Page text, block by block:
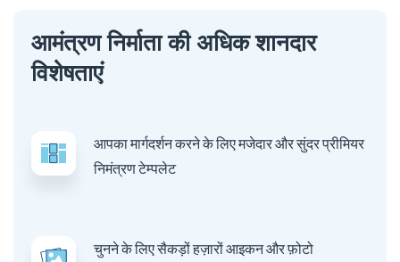
आमंत्रण निर्माता की अधिक शानदार
विशेषताएं
आपका मार्गदर्शन करने के लिए मजेदार और सुंदर प्रीमियर
निमंत्रण टेम्पलेट
चुनने के लिए सैकड़ों हज़ारों आइकन और फ़ोटो